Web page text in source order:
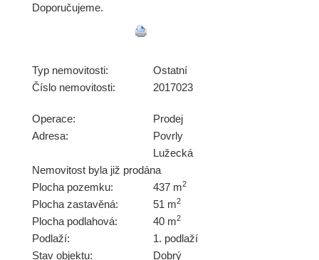
Doporučujeme.
Typ nemovitosti:
Ostatní
Číslo nemovitosti:
2017023
Operace:
Prodej
Adresa:
Povrly
Lužecká
Nemovitost byla již prodána
Plocha pozemku:
437 m2
Plocha zastavěná: 51 m2
Plocha podlahová: 40 m2
Podlaží:
1. podlaží
Stav objektu:
Dobrý